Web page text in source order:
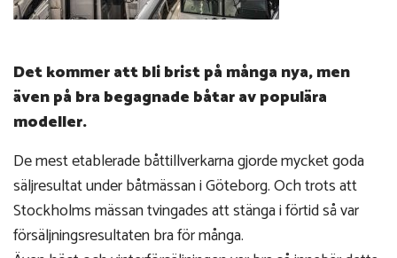
Det kommer att bli brist på många nya, men
även på bra begagnade båtar av populära
modeller.
De mest etablerade båttillverkarna gjorde mycket goda
säljresultat under båtmässan i Göteborg. Och trots att
Stockholms mässan tvingades att stänga i förtid så var
försäljningsresultaten bra för många.